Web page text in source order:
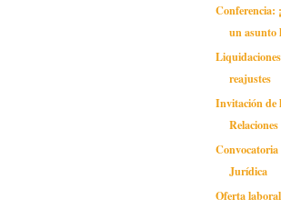
Conferencia:
un asunto
reajustes
Invitación de
Convocatoria
Jurídica
Oferta